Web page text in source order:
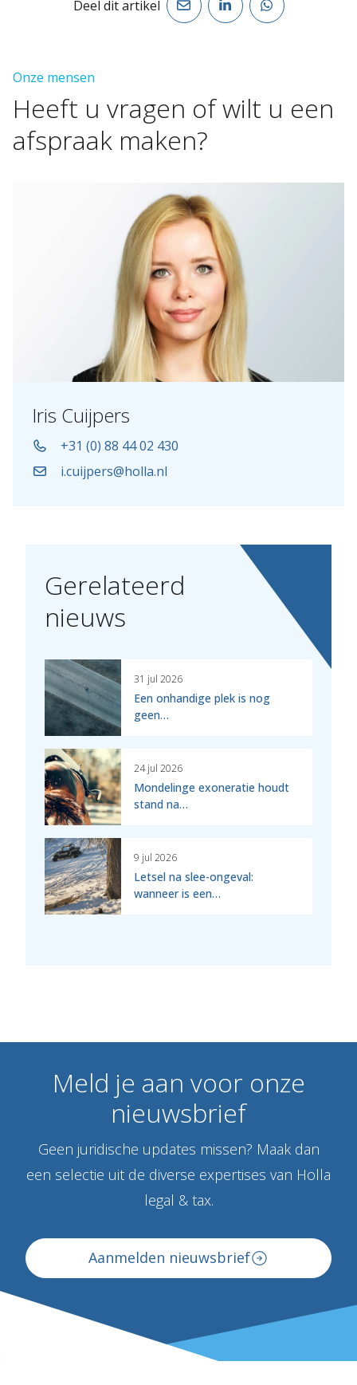
Deel dit artikel
Onze mensen
Heeft u vragen ofwilt u een
afspraak maken?
Iris Cuijpers
+31 (0) 88 44 02 430
i.cuijpers@holla.nl
Gerelateerd
nieuws
31 jul 2026
Een onhandige plek is nog
geen…
24 jul 2026
Mondelinge exoneratie houdt
stand na…
9 jul 2026
Letsel na slee-ongeval:
wanneer is een…
Meld je aan voor onze
nieuwsbrief
Geen juridische updates missen? Maak dan
een selectie uit de diverse expertises van Holla
legal & tax.
Aanmelden nieuwsbrief